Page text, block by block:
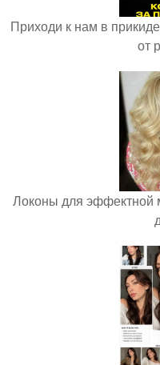
Приходи к нам в
от
Локоны для эффектной